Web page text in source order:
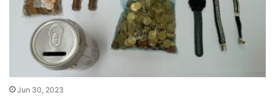
Jun 30, 2023